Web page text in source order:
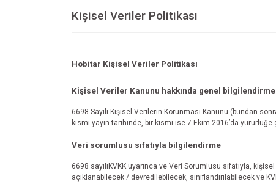
Kişisel Veriler Politikası
Hobitar Kişisel Veriler Politikası
Kişisel Veriler Kanunu hakkında genel bilgilendirme
6698 Sayılı Kişisel Verilerin Korunması Kanunu (bundan
kısmı yayın tarihinde, bir kısmı ise 7 Ekim 2016’da yürürlüğe
Veri sorumlusu sıfatıyla bilgilendirme
6698 sayılıKVKK uyarınca ve Veri Sorumlusu sıfatıyla,
açıklanabilecek / devredilebilecek, sınıflandırılabilecek ve